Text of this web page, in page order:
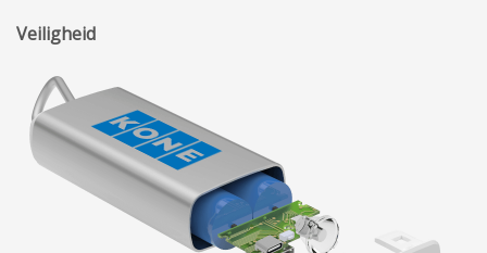
Veiligheid